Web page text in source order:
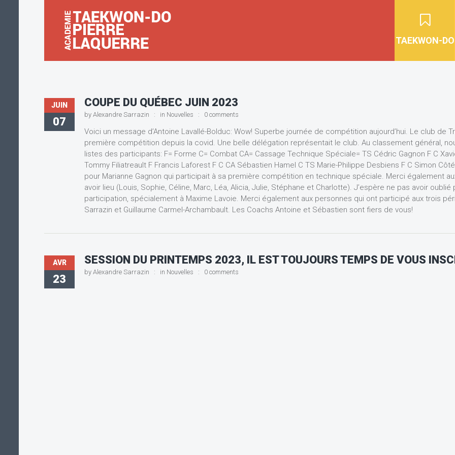
TAEKWON-DO
JUIN
07
COUPE DU QUÉBEC JUIN 2023
by Alexandre Sarrazin in Nouvelles 0 comments
Voici un message d’Antoine Lavallé-Bolduc: Wow! Superbe journée de compétition aujourd’hui. Le club de
première compétition depuis la covid. Une belle délégation représentait le club. Au classement général,
listes des participants: F= Forme C= Combat CA= Cassage Technique Spéciale= TS Cédric Gagnon F C
Tommy Filiatreault F Francis Laforest F C CA Sébastien Hamel C TS Marie-Philippe Desbiens F C Simon
pour Marianne Gagnon qui participait à sa première compétition en technique spéciale. Merci également
avoir lieu (Louis, Sophie, Céline, Marc, Léa, Alicia, Julie, Stéphane et Charlotte). J’espère ne pas avoir
participation, spécialement à Maxime Lavoie. Merci également aux personnes qui ont participé aux trois
Sarrazin et Guillaume Carmel-Archambault. Les Coachs Antoine et Sébastien sont fiers de vous!
AVR
23
SESSION DU PRINTEMPS 2023, IL EST TOUJOURS TEMPS DE VOUS
by Alexandre Sarrazin in Nouvelles 0 comments